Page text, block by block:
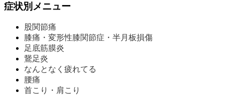
症状別メニュー
股関節痛
膝痛・変形性膝関節症・半月板損傷
足底筋膜炎
鵞足炎
なんとなく疲れてる
腰痛
首こり・肩こり